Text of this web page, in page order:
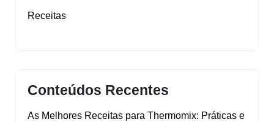
Receitas
Conteúdos Recentes
As Melhores Receitas para Thermomix: Práticas e